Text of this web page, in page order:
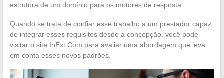
estrutura de um domínio para os motores de resposta.
Quando se trata de confiar esse trabalho a um prestador capaz
de integrar esses requisitos desde a concepção, você pode
visitar o site InExt Com para avaliar uma abordagem que leva
em conta esses novos padrões.